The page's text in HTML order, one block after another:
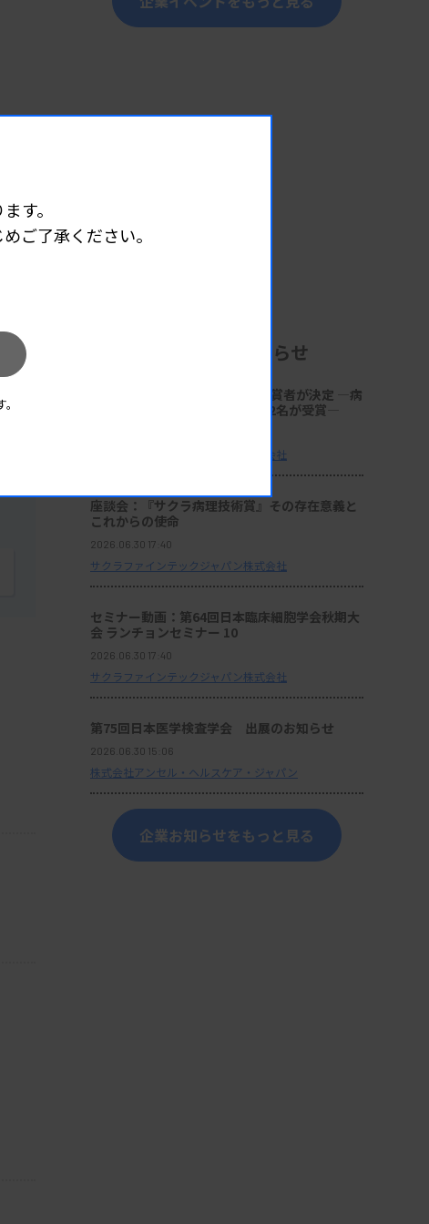
企業からのお知らせ
第18回「サクラ病理技術賞」受賞者が決定 ―病
理技術の発展と伝承に貢献する2名が受賞―
サクラファインテックジャパン株式会社
座談会：『サクラ病理技術賞』その存在意義と
これからの使命
2026.06.30 17:40
サクラファインテックジャパン株式会社
セミナー動画：第64回日本臨床細胞学会秋期大
会 ランチョンセミナー 10
2026.06.30 17:40
サクラファインテックジャパン株式会社
第75回日本医学検査学会 出展のお知らせ
2026.06.30 15:06
株式会社アンセル・ヘルスケア・ジャパン
企業お知らせをもっと見る
す。
ご了承ください。